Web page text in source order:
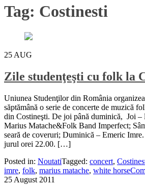
Tag: Costinesti
25 AUG
Zile studenţeşti cu folk la
Uniunea Studenţilor din România
săptămână o serie de concerte de muzică
din Costineşti. De joi până duminică, Joi
Marius Matache&Folk Band Imperfect;
seară de coveruri; Duminică – Emeric
jurul orei 22.00. […]
Posted in: NoutatiTagged: concert,
imre, folk, marius matache, white horse
25 August 2011